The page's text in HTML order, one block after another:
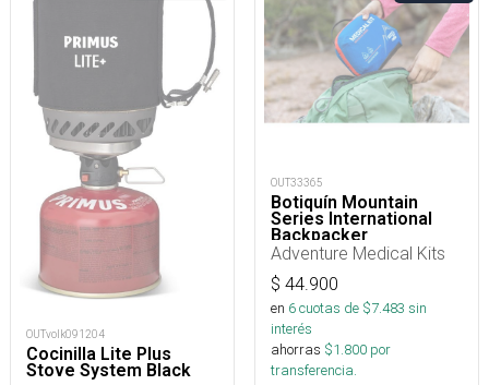
OUTvolk091204
Cocinilla Lite Plus
Stove System Black
OUT33365
Botiquín Mountain
Series International
Backpacker
Adventure Medical Kits
$ 44.900
en 6cuotas de $7.483 sin
interés
ahorras $1.800 por
transferencia.